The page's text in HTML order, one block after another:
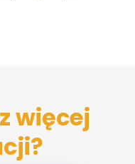
więcej